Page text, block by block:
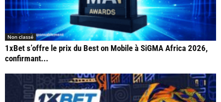
Non classé
1xBet s’offre le prix du Best on Mobile à SiGMA Africa 2026,
confirmant...